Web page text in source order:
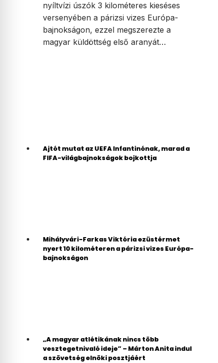
nyíltvízi úszók 3 kilométeres kieséses
versenyében a párizsi vizes Európa-
bajnokságon, ezzel megszerezte a
magyar küldöttség első aranyát…
Ajtót mutat az UEFA Infantinónak, marad a
FIFA-világbajnokságok bojkottja
Mihályvári-Farkas Viktória ezüstérmet
nyert 10 kilométeren a párizsi vizes Európa-
bajnokságon
„A magyar atlétikának nincs több
vesztegetnivaló ideje” – Márton Anita indul
a szövetség elnöki posztjáért